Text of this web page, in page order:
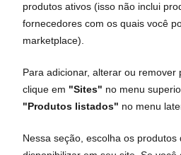
produtos ativos (isso não inclui
fornecedores com os quais você
marketplace).
Para adicionar, alterar ou remover
clique em "Sites" no menu
"Produtos listados" no menu
Nessa seção, escolha os produtos